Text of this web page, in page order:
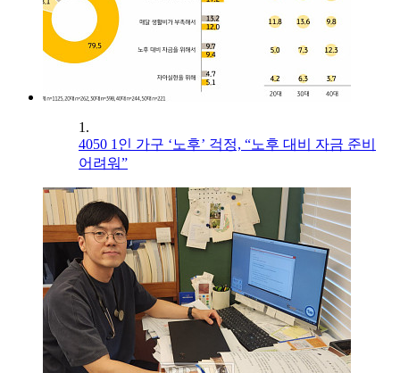
1.
4050 1인 가구 ‘노후’ 걱정, “노후 대비 자금 준비
어려워”